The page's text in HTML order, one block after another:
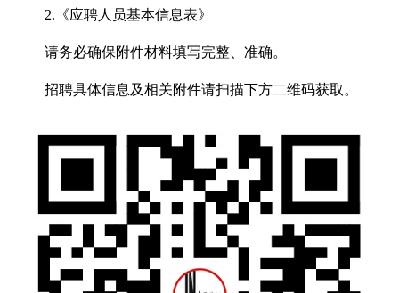
2.《应聘人员基本信息表》
请务必确保附件材料填写完整、准确。
招聘具体信息及相关附件请扫描下方二维码获取。